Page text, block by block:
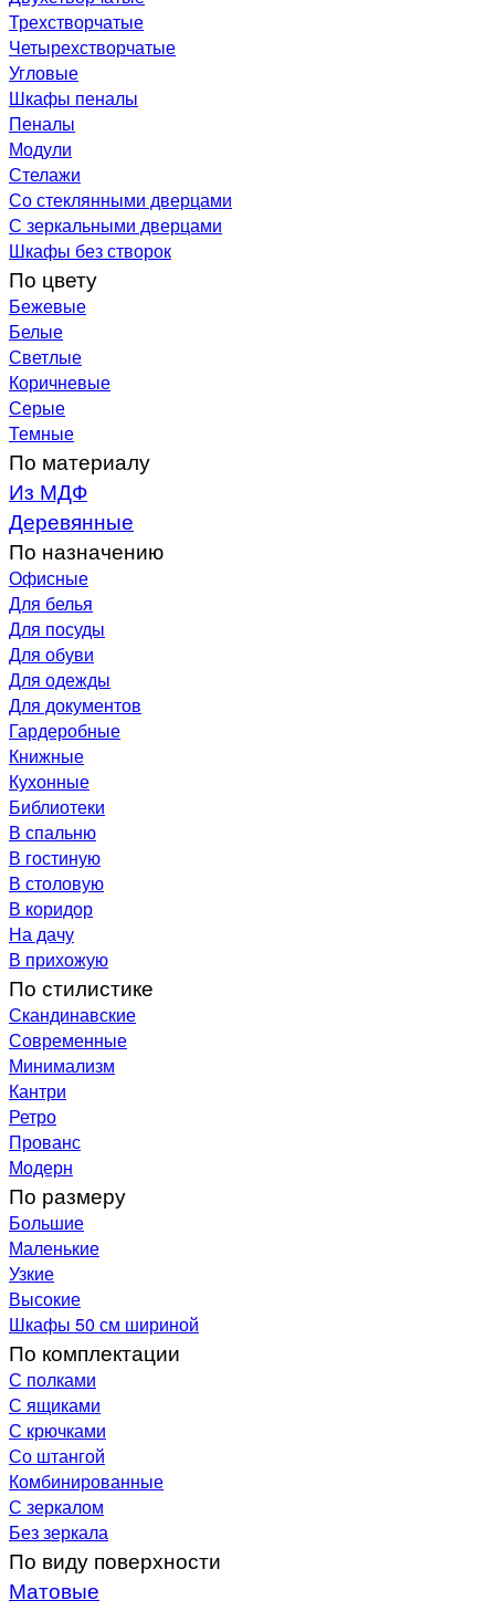
Трехстворчатые
Четырехстворчатые
Угловые
Шкафы пеналы
Пеналы
Модули
Стелажи
Со стеклянными дверцами
С зеркальными дверцами
Шкафы без створок
По цвету
Бежевые
Белые
Светлые
Коричневые
Серые
Темные
По материалу
Из МДФ
Деревянные
По назначению
Офисные
Для белья
Для посуды
Для обуви
Для одежды
Для документов
Гардеробные
Книжные
Кухонные
Библиотеки
В спальню
В гостиную
В столовую
В коридор
На дачу
В прихожую
По стилистике
Скандинавские
Современные
Минимализм
Кантри
Ретро
Прованс
Модерн
По размеру
Большие
Маленькие
Узкие
Высокие
Шкафы 50 см шириной
По комплектации
С полками
С ящиками
С крючками
Со штангой
Комбинированные
С зеркалом
Без зеркала
По виду поверхности
Матовые